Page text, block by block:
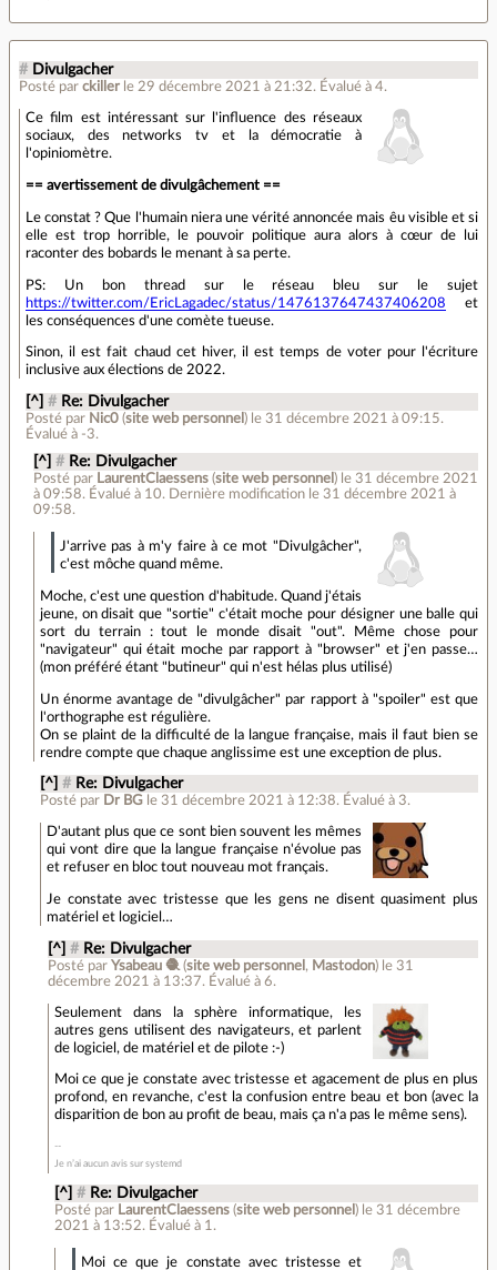
# Divulgacher
Posté par ckiller le 29 décembre 2021 à 21:32. Évalué à 4.
Ce film est intéressant sur l'influence des réseaux
sociaux, des networks tv et la démocratie à
l'opiniomètre.
== avertissement de divulgâchement ==
Le constat ? Que l'humain niera une vérité annoncée mais êu visible et si
elle est trop horrible, le pouvoir politique aura alors à cœur de lui
raconter des bobards le menant à sa perte.
PS: Un bon thread sur le réseau bleu sur le sujet
https://twitter.com/EricLagadec/status/1476137647437406208 et
les conséquences d'une comète tueuse.
Sinon, il est fait chaud cet hiver, il est temps de voter pour l'écriture
inclusive aux élections de 2022.
[^] # Re: Divulgacher
Posté par Nic0 (site web personnel ) le 31 décembre 2021 à 09:15.
Évalué à -3.
[^] # Re: Divulgacher
Posté par LaurentClaessens(site web personnel ) le 31 décembre 2021
à 09:58. Évalué à 10. Dernière modification le 31 décembre 2021 à
09:58.
J'arrive pas à m'y faire à ce mot "Divulgâcher",
c'est môche quand même.
Moche, c'est une question d'habitude. Quand j'étais
jeune, on disait que "sortie" c'était moche pour désigner une balle qui
sort du terrain : tout le monde disait "out". Même chose pour
"navigateur" qui était moche par rapport à "browser" et j'en passe…
(mon préféré étant "butineur" qui n'est hélas plus utilisé)
Un énorme avantage de "divulgâcher" par rapport à "spoiler" est que
l'orthographe est régulière.
On se plaint de la difficulté de la langue française, mais il faut bien se
rendre compte que chaque anglissime est une exception de plus.
[^] # Re: Divulgacher
Posté par Dr BG le 31 décembre 2021 à 12:38. Évalué à 3.
D'autant plus que ce sont bien souvent les mêmes
qui vont dire que la langue française n'évolue pas
et refuser en bloc tout nouveau mot français.
Je constate avec tristesse que les gens ne disent quasiment plus
matériel et logiciel…
[^] # Re: Divulgacher
Posté par Ysabeau 🧶(site web personnel , Mastodon) le 31
décembre 2021 à 13:37. Évalué à 6.
Seulement dans la sphère informatique, les
autres gens utilisent des navigateurs, et parlent
de logiciel, de matériel et de pilote :-)
Moi ce que je constate avec tristesse et agacement de plus en plus
profond, en revanche, c'est la confusion entre beau et bon (avec la
disparition de bon au profit de beau, mais ça n'a pas le même sens).
Je n’ai aucun avis sur systemd
[^] # Re: Divulgacher
Posté par LaurentClaessens(site web personnel ) le 31 décembre
2021 à 13:52. Évalué à 1 .
Moi ce que je constate avec tristesse et